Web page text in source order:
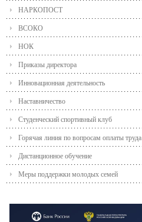
НАРКОПОСТ
ВСОКО
НОК
Приказы директора
Инновационная деятельность
Наставничество
Студенческий спортивный клуб
Горячая линия по вопросам оплаты труда
Дистанционное обучение
Меры поддержки молодых семей